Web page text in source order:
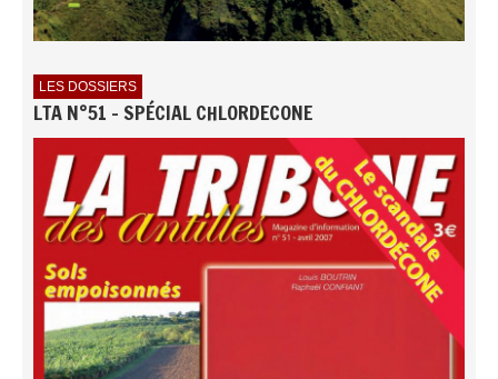
LES DOSSIERS
LTA N°51 - SPÉCIAL CHLORDECONE